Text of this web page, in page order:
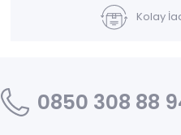
Kolay
0850 308 88